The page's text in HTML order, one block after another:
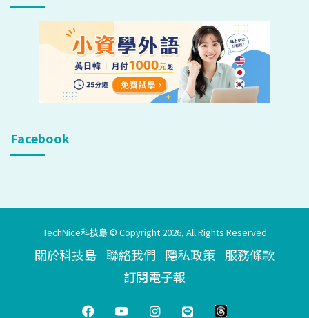
Facebook
TechNice科技島 © Copyright 2026, All Rights Reserved
關於科技島 聯絡我們 隱私政策 服務條款
訂閱電子報